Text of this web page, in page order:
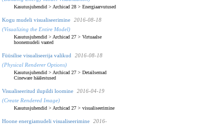
Kasutusjuhendid > Archicad 28 > Energiaarvutused
Kogu mudeli visualiseerimine
2016-08-18
(Visualizing the Entire Model)
Kasutusjuhendid > Archicad 27 > Virtuaalse
hoonemudeli vaated
Füüsilise visualiseerija valikud
2016-08-18
(Physical Renderer Options)
Kasutusjuhendid > Archicad 27 > Detailsemad
Cineware häälestused
Visualiseeritud ilupildi loomine
2016-04-19
(Create Rendered Image)
Kasutusjuhendid > Archicad 27 > visualiseerimine
Hoone energiamudeli visualiseerimine
2016-